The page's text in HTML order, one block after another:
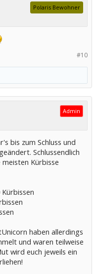
Polaris Bewohner
#10
Admin
bis zum Schluss und
Schlussendlich
Kürbisse
haben allerdings
und waren teilweise
wird euch jeweils ein